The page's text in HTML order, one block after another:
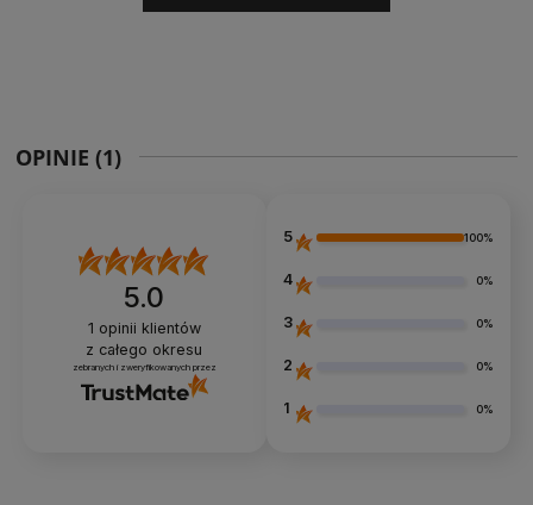
OPINIE (1)
5.0
1 opinii klientów
z całego okresu
zebranych i zweryfikowanych przez
5 100%
4 0%
3 0%
2 0%
1 0%